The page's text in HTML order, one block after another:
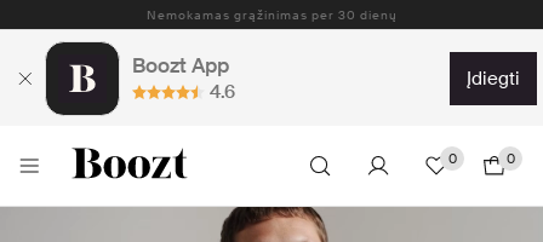
Boozt App
4.6
įdiegti
0 0